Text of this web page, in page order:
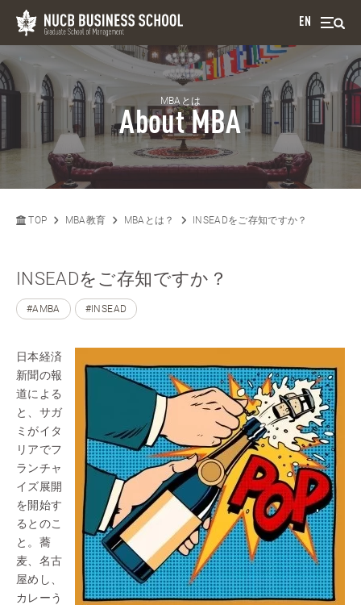
EN
MBAとは
About MBA
TOP MBA教育 MBAとは？ INSEADをご存知ですか？
INSEADをご存知ですか？
#AMBA #INSEAD
日本経済
新聞の報
道による
と、サガ
ミがイタ
リアでフ
ランチャ
イズ展開
を開始す
るとのこ
と。蕎
麦、名古
屋めし、
カレーう